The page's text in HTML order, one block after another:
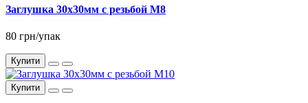
Заглушка 30x30мм с резьбой М8
80 грн/упак
Купити
Купити